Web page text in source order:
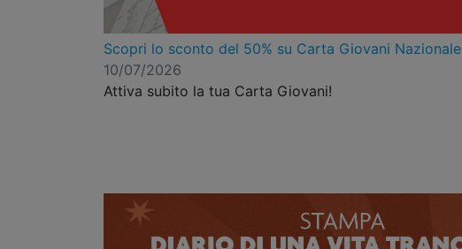
Scopri lo sconto del 50% su Carta Giovani Nazionale
10/07/2026
Attiva subito la tua Carta Giovani!